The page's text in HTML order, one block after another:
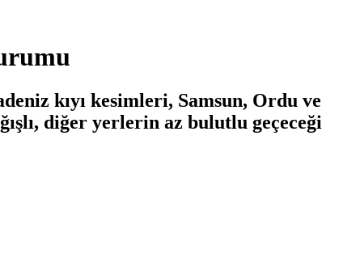
kıyı kesimleri, Samsun, Ordu ve
diğer yerlerin az bulutlu geçeceği